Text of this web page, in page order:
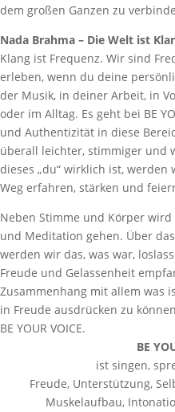
dem großen Ganzen zu
Nada Brahma – Die Welt ist
Klang ist Frequenz. Wir sind
erleben, wenn du deine
der Musik, in deiner Arbeit, in
oder im Alltag. Es geht bei BE
und Authentizität in diese
überall leichter, stimmiger und
dieses „du“ wirklich ist,
Weg erfahren, stärken und
Neben Stimme und Körper
und Meditation gehen. Über
werden wir das, was war,
Freude und Gelassenheit
Zusammenhang mit allem was
in Freude ausdrücken zu
BE YOUR VOICE.
BE
ist singen,
Freude, Unterstützung,
Muskelaufbau,